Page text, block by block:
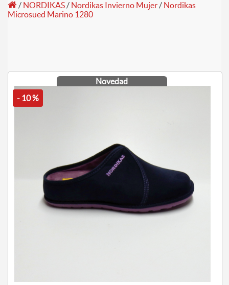
/ NORDIKAS/ Nordikas Invierno Mujer/ Nordikas
Microsued Marino 1280
Novedad
- 10 %